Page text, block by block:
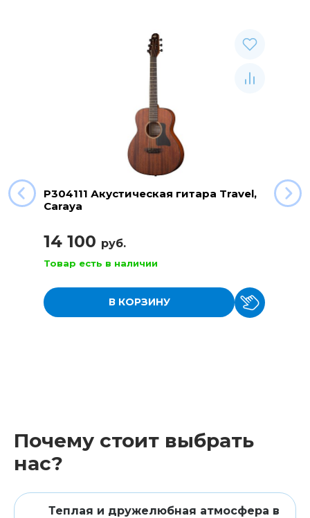
P304111 Акустическая гитара Travel,
Caraya
14 100 руб.
Товар есть в наличии
В КОРЗИНУ
Почему стоит выбрать
нас?
Теплая и дружелюбная атмосфера в